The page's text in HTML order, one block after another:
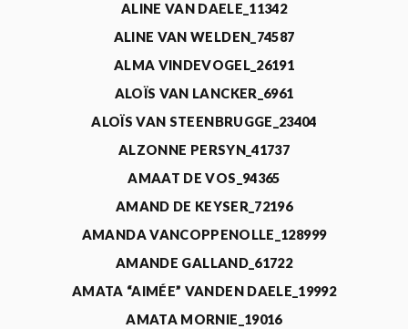
ALINE VAN DAELE_11342
ALINE VAN WELDEN_74587
ALMA VINDEVOGEL_26191
ALOÏS VAN LANCKER_6961
ALOÏS VAN STEENBRUGGE_23404
ALZONNE PERSYN_41737
AMAAT DE VOS_94365
AMAND DE KEYSER_72196
AMANDA VANCOPPENOLLE_128999
AMANDE GALLAND_61722
AMATA “AIMÉE” VANDEN DAELE_19992
AMATA MORNIE_19016